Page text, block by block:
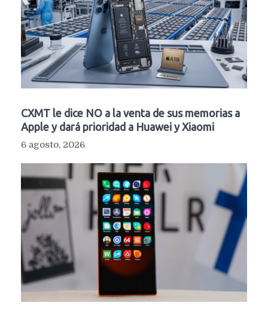
CXMT le dice NO a la venta de sus memorias a
Apple y dará prioridad a Huawei y Xiaomi
6 agosto, 2026